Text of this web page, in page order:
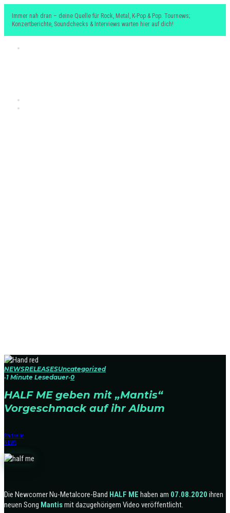
Immer nah dran – deine Quelle für Rock, Metal, K-Pop & Pop. Tournews;
Konzertberichte, Soundchecks & Interviews warten hier auf dich!
NEWSRELEASESUncategorized
·1 Minute Lesedauer·0
HALF ME geben mit „Mantis“
Vorgeschmack auf ihr Album
Startseite
NEWS
Die Newcomer Nu-Metalcore-Band HALF ME haben am 07.08.2020 ihren
neuen Song Mantismit dazugehörigem Video veröffentlicht.